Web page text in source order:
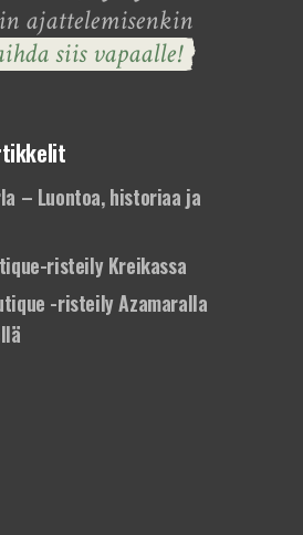
ajattelemisenkin
siis vapaalle!
– Luontoa, historiaa ja
risteily Kreikassa
-risteily Azamaralla